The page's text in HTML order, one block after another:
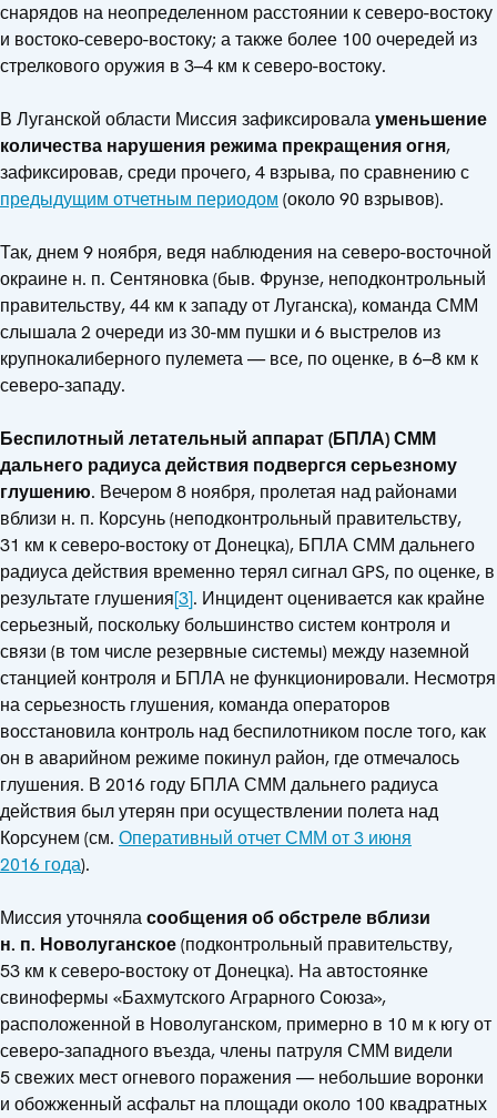
снарядов на неопределенном расстоянии к северо-востоку
и востоко-северо-востоку; а также более 100 очередей из
стрелкового оружия в 3–4 км к северо-востоку.
В Луганской области Миссия зафиксировалауменьшение
количества нарушения режима прекращения огня,
зафиксировав, среди прочего, 4 взрыва, по сравнению с
предыдущим отчетным периодом (около 90 взрывов).
Так, днем 9 ноября, ведя наблюдения на северо-восточной
окраине н. п. Сентяновка (быв. Фрунзе, неподконтрольный
правительству, 44 км к западу от Луганска), команда СММ
слышала 2 очереди из 30-мм пушки и 6 выстрелов из
крупнокалиберного пулемета — все, по оценке, в 6–8 км к
северо-западу.
Беспилотный летательный аппарат (БПЛА) СММ
дальнего радиуса действия подвергся серьезному
глушению. Вечером 8 ноября, пролетая над районами
вблизи н. п. Корсунь (неподконтрольный правительству,
31 км к северо-востоку от Донецка), БПЛА СММ дальнего
радиуса действия временно терял сигнал GPS, по оценке, в
результате глушения[3]. Инцидент оценивается как крайне
серьезный, поскольку большинство систем контроля и
связи (в том числе резервные системы) между наземной
станцией контроля и БПЛА не функционировали. Несмотря
на серьезность глушения, команда операторов
восстановила контроль над беспилотником после того, как
он в аварийном режиме покинул район, где отмечалось
глушения. В 2016 году БПЛА СММ дальнего радиуса
действия был утерян при осуществлении полета над
Корсунем (см. Оперативный отчет СММ от 3 июня
2016 года).
Миссия уточняласообщения об обстреле вблизи
н. п. Новолуганское(подконтрольный правительству,
53 км к северо-востоку от Донецка). На автостоянке
свинофермы «Бахмутского Аграрного Союза»,
расположенной в Новолуганском, примерно в 10 м к югу от
северо-западного въезда, члены патруля СММ видели
5 свежих мест огневого поражения — небольшие воронки
и обожженный асфальт на площади около 100 квадратных